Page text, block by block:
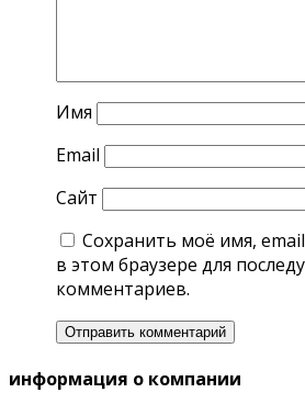
Имя
Email
Сайт
Сохранить моё имя,
в этом браузере для
комментариев.
информация о компании